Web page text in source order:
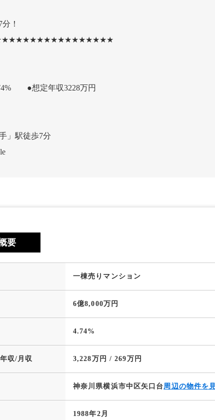
！
●想定年収3228万円
」駅徒歩7分
要
一棟売りマンション
6億8,000万円
4.74%
収/月収 3,228万円 / 269万円
神奈川県横浜市中区矢口台 周辺の物件を
1988年2月